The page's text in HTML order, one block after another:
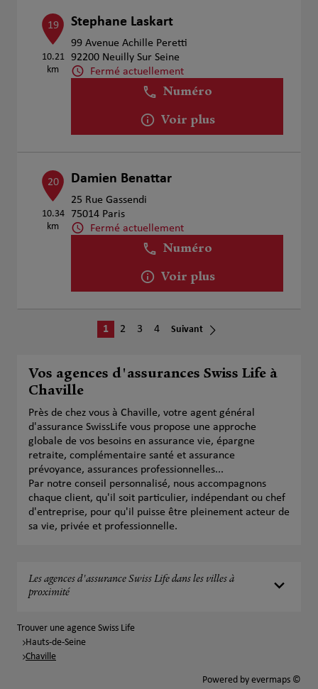
19
10.21
km
Stephane Laskart
99 Avenue Achille Peretti
92200 Neuilly Sur Seine
Fermé actuellement
Numéro
Voir plus
20
10.34
km
Damien Benattar
25 Rue Gassendi
75014 Paris
Fermé actuellement
Numéro
Voir plus
1 2 3 4 Suivant
Vos agences d'assurances Swiss Life à
Chaville
Près de chez vous à Chaville, votre agent général
d'assurance SwissLife vous propose une approche
globale de vos besoins en assurance vie, épargne
retraite, complémentaire santé et assurance
prévoyance, assurances professionnelles...
Par notre conseil personnalisé, nous accompagnons
chaque client, qu'il soit particulier, indépendant ou chef
d'entreprise, pour qu'il puisse être pleinement acteur de
sa vie, privée et professionnelle.
Les agences d'assurance Swiss Life dans les villes à
proximité
Trouver une agence Swiss Life
Hauts-de-Seine
Chaville
Powered by evermaps ©